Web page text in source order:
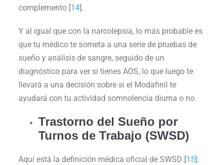
complemento [14 ].
Y al igual que con la narcolepsia, lo más probable es
que tu médico te someta a una serie de pruebas de
sueño y análisis de sangre, seguido de un
diagnóstico para ver si tienes AOS, lo que luego te
llevará a una decisión sobre si el Modafinil te
ayudará con tu actividad somnolencia diurna o no.
Trastorno del Sueño por
Turnos de Trabajo (SWSD)
Aquí está la definición médica oficial de SWSD [15 ]: